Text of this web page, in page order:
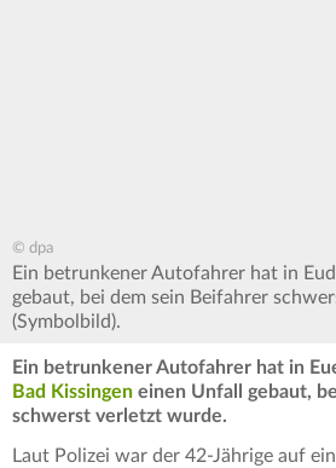
© dpa
Ein betrunkener Autofahrer hat in
gebaut, bei dem sein Beifahrer
(Symbolbild).
Ein betrunkener Autofahrer hat in
Bad Kissingen einen Unfall gebaut,
schwerst verletzt wurde.
Laut Polizei war der 42-Jährige auf